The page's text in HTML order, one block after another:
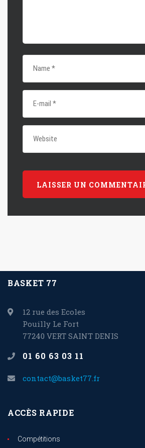
BASKET 77
12 rue des Ecoles
Pouilly Le Fort
77240 VERT SAINT DENIS
01 60 63 03 11
contact@basket77.fr
ACCÈS RAPIDE
Compétitions